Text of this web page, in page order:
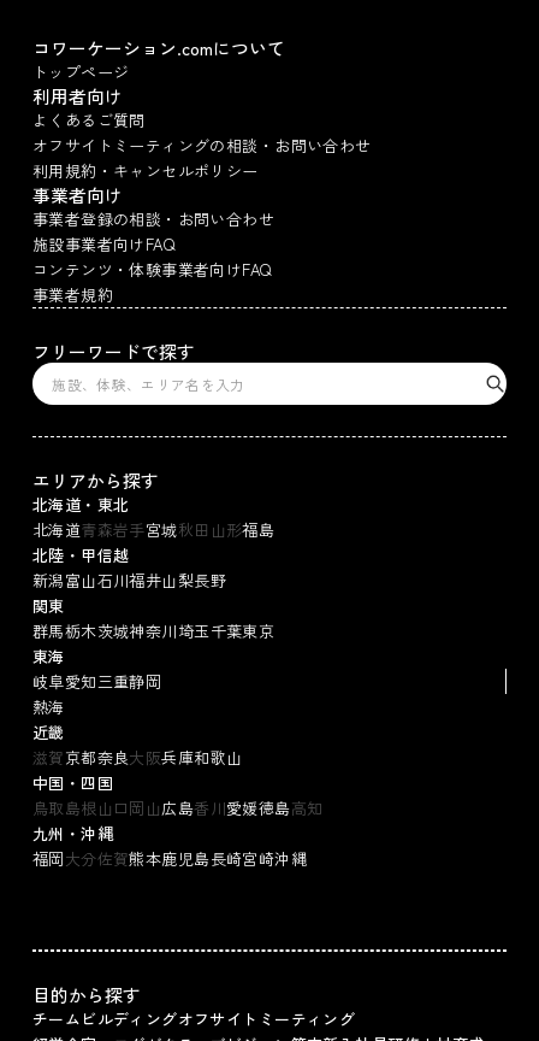
コワーケーション.comについて
トップページ
利用者向け
よくあるご質問
オフサイトミーティングの相談・お問い合わせ
利用規約・キャンセルポリシー
事業者向け
事業者登録の相談・お問い合わせ
施設事業者向けFAQ
コンテンツ・体験事業者向けFAQ
事業者規約
フリーワードで探す
エリアから探す
北海道・東北
北海道青森岩手宮城秋田 山形福島
北陸・甲信越
新潟富山石川福井山梨長野
関東
群馬栃木茨城神奈川埼玉千葉東京
東海
岐阜愛知三重静岡
熱海
近畿
滋賀京都奈良大阪兵庫和歌山
中国・四国
鳥取島根 山口岡山広島香川愛媛徳島高知
九州・沖縄
福岡大分佐賀熊本鹿児島長崎宮崎沖縄
目的から探す
チームビルディングオフサイトミーティング